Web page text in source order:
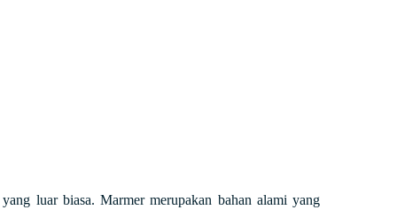
luar biasa. Marmer merupakan bahan alami yang